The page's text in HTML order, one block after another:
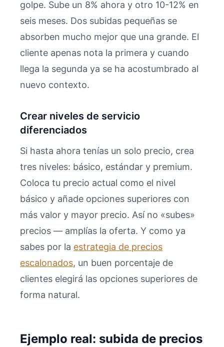
golpe. Sube un 8% ahora y otro 10-12% en
seis meses. Dos subidas pequeñas se
absorben mucho mejor que una grande. El
cliente apenas nota la primera y cuando
llega la segunda ya se ha acostumbrado al
nuevo contexto.
Crear niveles de servicio
diferenciados
Si hasta ahora tenías un solo precio, crea
tres niveles: básico, estándar y premium.
Coloca tu precio actual como el nivel
básico y añade opciones superiores con
más valor y mayor precio. Así no «subes»
precios — amplías la oferta. Y como ya
sabes por la estrategia de precios
escalonados, un buen porcentaje de
clientes elegirá las opciones superiores de
forma natural.
Ejemplo real: subida de precios